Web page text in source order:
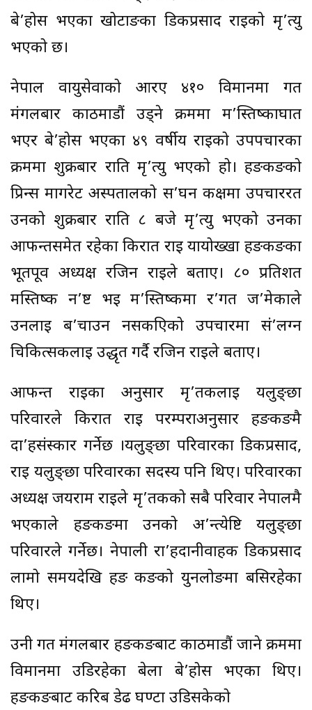
बे’होस भएका खोटाङका डिकप्रसाद राईको मृ’त्यु
भएको छ।
नेपाल वायुसेवाको आरए ४१० विमानमा गत
मंगलबार काठमाडौं उड्ने क्रममा म’स्तिष्काघात
भएर बे’होस भएका ४९ वर्षीय राईको उपपचारका
क्रममा शुक्रबार राति मृ’त्यु भएको हो। हङकङको
प्रिन्स मार्गरेट अस्पतालको स’घन कक्षमा उपचाररत
उनको शुक्रबार राति ८ बजे मृ’त्यु भएको उनका
आफन्तसमेत रहेका किरात राई यायोख्खा हङकङका
भूतपूर्व अध्यक्ष रजिन राईले बताए। ८० प्रतिशत
मस्तिष्क न’ष्ट भई म’स्तिष्कमा र’गत ज’मेकाले
उनलाई ब’चाउन नसकएिको उपचारमा सं’लग्न
चिकित्सकलाई उद्धृत गर्दै रजिन राईले बताए।
आफन्त राईका अनुसार मृ’तकलाई यलुङ्छा
परिवारले किरात राई परम्पराअनुसार हङकङमै
दा’हसंस्कार गर्नेछ ।यलुङ्छा परिवारका डिकप्रसाद,
राई यलुङ्छा परिवारका सदस्य पनि थिए। परिवारका
अध्यक्ष जयराम राईले मृ’तकको सबै परिवार नेपालमै
भएकाले हङकङमा उनको अ’न्त्येष्टि यलुङ्छा
परिवारले गर्नेछ। नेपाली रा’हदानीवाहक डिकप्रसाद
लामो समयदेखि हङ कङको युनलोङमा बसिरहेका
थिए।
उनी गत मंगलबार हङकङबाट काठमाडौं जाने क्रममा
विमानमा उडिरहेका बेला बे’होस भएका थिए।
हङकङबाट करिब डेढ घण्टा उडिसकेको